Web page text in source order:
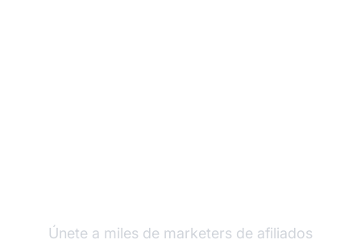
Únete a miles de marketers de afiliados